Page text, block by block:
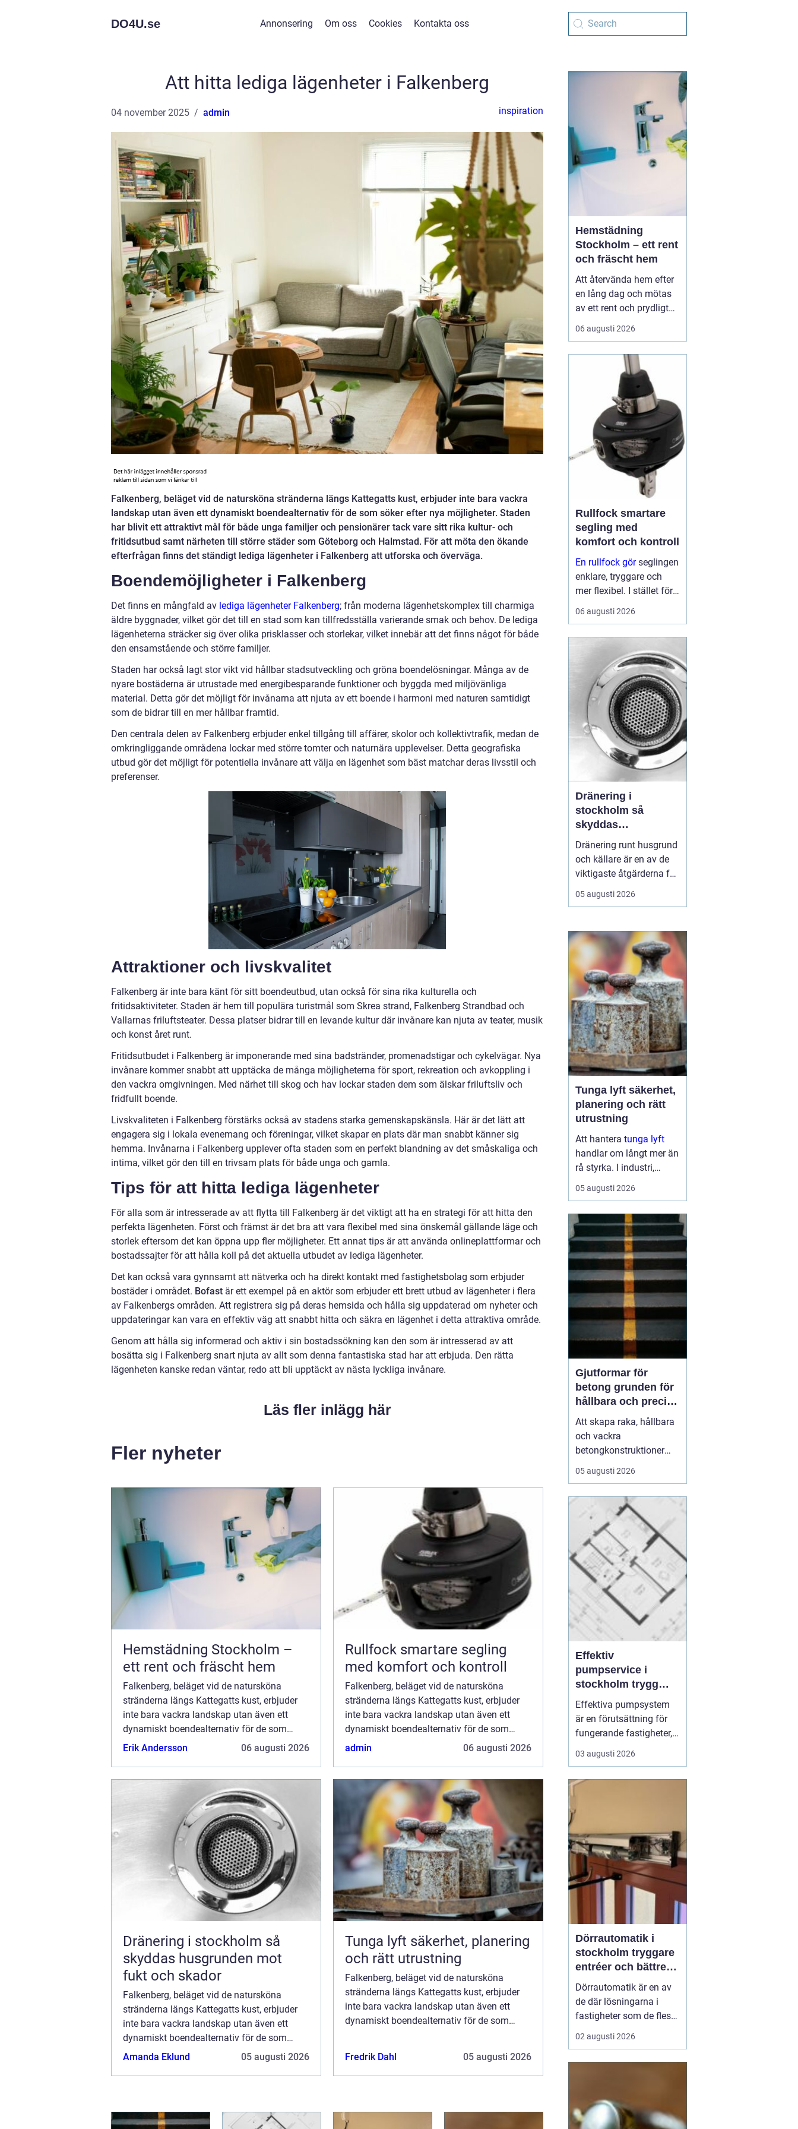
DO4U.se Annonsering Om oss Cookies Kontakta oss
Att hitta lediga lägenheter i Falkenberg
04 november 2025 admin inspiration
Falkenberg, beläget vid de natursköna stränderna längs Kattegatts kust, erbjuder inte bara vackra
landskap utan även ett dynamiskt boendealternativ för de som söker efter nya möjligheter. Staden
har blivit ett attraktivt mål för både unga familjer och pensionärer tack vare sitt rika kultur- och
fritidsutbud samt närheten till större städer som Göteborg och Halmstad. För att möta den ökande
efterfrågan finns det ständigt lediga lägenheter i Falkenberg att utforska och överväga.
Boendemöjligheter i Falkenberg
Det finns en mångfald av lediga lägenheter Falkenberg; från moderna lägenhetskomplex till charmiga
äldre byggnader, vilket gör det till en stad som kan tillfredsställa varierande smak och behov. De lediga
lägenheterna sträcker sig över olika prisklasser och storlekar, vilket innebär att det finns något för både
den ensamstående och större familjer.
Staden har också lagt stor vikt vid hållbar stadsutveckling och gröna boendelösningar. Många av de
nyare bostäderna är utrustade med energibesparande funktioner och byggda med miljövänliga
material. Detta gör det möjligt för invånarna att njuta av ett boende i harmoni med naturen samtidigt
som de bidrar till en mer hållbar framtid.
Den centrala delen av Falkenberg erbjuder enkel tillgång till affärer, skolor och kollektivtrafik, medan de
omkringliggande områdena lockar med större tomter och naturnära upplevelser. Detta geografiska
utbud gör det möjligt för potentiella invånare att välja en lägenhet som bäst matchar deras livsstil och
preferenser.
Attraktioner och livskvalitet
Falkenberg är inte bara känt för sitt boendeutbud, utan också för sina rika kulturella och
fritidsaktiviteter. Staden är hem till populära turistmål som Skrea strand, Falkenberg Strandbad och
Vallarnas friluftsteater. Dessa platser bidrar till en levande kultur där invånare kan njuta av teater, musik
och konst året runt.
Fritidsutbudet i Falkenberg är imponerande med sina badstränder, promenadstigar och cykelvägar. Nya
invånare kommer snabbt att upptäcka de många möjligheterna för sport, rekreation och avkoppling i
den vackra omgivningen. Med närhet till skog och hav lockar staden dem som älskar friluftsliv och
fridfullt boende.
Livskvaliteten i Falkenberg förstärks också av stadens starka gemenskapskänsla. Här är det lätt att
engagera sig i lokala evenemang och föreningar, vilket skapar en plats där man snabbt känner sig
hemma. Invånarna i Falkenberg upplever ofta staden som en perfekt blandning av det småskaliga och
intima, vilket gör den till en trivsam plats för både unga och gamla.
Tips för att hitta lediga lägenheter
För alla som är intresserade av att flytta till Falkenberg är det viktigt att ha en strategi för att hitta den
perfekta lägenheten. Först och främst är det bra att vara flexibel med sina önskemål gällande läge och
storlek eftersom det kan öppna upp fler möjligheter. Ett annat tips är att använda onlineplattformar och
bostadssajter för att hålla koll på det aktuella utbudet av lediga lägenheter.
Det kan också vara gynnsamt att nätverka och ha direkt kontakt med fastighetsbolag som erbjuder
bostäder i området. Bofast är ett exempel på en aktör som erbjuder ett brett utbud av lägenheter i flera
av Falkenbergs områden. Att registrera sig på deras hemsida och hålla sig uppdaterad om nyheter och
uppdateringar kan vara en effektiv väg att snabbt hitta och säkra en lägenhet i detta attraktiva område.
Genom att hålla sig informerad och aktiv i sin bostadssökning kan den som är intresserad av att
bosätta sig i Falkenberg snart njuta av allt som denna fantastiska stad har att erbjuda. Den rätta
lägenheten kanske redan väntar, redo att bli upptäckt av nästa lyckliga invånare.
Läs fler inlägg här
Fler nyheter
Hemstädning Stockholm –
ett rent och fräscht hem
Falkenberg, beläget vid de natursköna
stränderna längs Kattegatts kust, erbjuder
inte bara vackra landskap utan även ett
dynamiskt boendealternativ för de som
söker efter nya möjligheter. Staden har blivit
Erik Andersson 06 augusti 2026
Rullfock smartare segling
med komfort och kontroll
Falkenberg, beläget vid de natursköna
stränderna längs Kattegatts kust, erbjuder
inte bara vackra landskap utan även ett
dynamiskt boendealternativ för de som
söker efter nya möjligheter. Staden har blivit
admin 06 augusti 2026
Dränering i stockholm så
skyddas husgrunden mot
fukt och skador
Falkenberg, beläget vid de natursköna
stränderna längs Kattegatts kust, erbjuder
inte bara vackra landskap utan även ett
dynamiskt boendealternativ för de som
söker efter nya möjligheter. Staden har blivit
Amanda Eklund 05 augusti 2026
Tunga lyft säkerhet, planering
och rätt utrustning
Falkenberg, beläget vid de natursköna
stränderna längs Kattegatts kust, erbjuder
inte bara vackra landskap utan även ett
dynamiskt boendealternativ för de som
Fredrik Dahl 05 augusti 2026
Hemstädning
Stockholm – ett rent
och fräscht hem
Att återvända hem efter
en lång dag och mötas
av ett rent och prydligt
hem är en känsla som
många av oss strävar
som Stockholm, där tid
är en värdefull resurs,
kan det...
06 augusti 2026
Rullfock smartare
segling med
komfort och kontroll
En rullfock görseglingen
enklare, tryggare och
mer flexibel. I stället för
att byta försegel varje
gång vinden ökar eller
rulla in eller ut seglet
från sittbrunnen. På så
sätt ...
06 augusti 2026
Dränering i
stockholm så
skyddas
husgrunden mot
fukt och skador
Dränering runt husgrund
och källare är en av de
viktigaste åtgärderna för
att skydda en fastighet
på lång sikt. I
markförhållanden, äldre
bebyggelse och kraftiga
regn skapar extra
påfrestningar, kan en
genomtänkt dränering
vara skillna...
05 augusti 2026
Tunga lyft säkerhet,
planering och rätt
utrustning
Att hantera tunga lyft
handlar om långt mer än
rå styrka. I industri,
byggprojekt och
infrastruktur kan ett
allvarliga skador på
människor, maskiner och
byggnader. Samtidigt ...
05 augusti 2026
Gjutformar för
betong grunden för
hållbara och precisa
konstruktioner
Att skapa raka, hållbara
och vackra
betongkonstruktioner
handlar inte bara om rätt
betongrecept eller bra
resultatet avgörs av
formen.gjutformar för
betong ...
05 augusti 2026
Effektiv
pumpservice i
stockholm trygg
drift utan avbrott
Effektiva pumpsystem
är en förutsättning för
fungerande fastigheter,
hållbara VA-nät och
trygg hantering av både
samlas där det inte ska
vara, produktion
avstannar eller ...
03 augusti 2026
Dörrautomatik i
stockholm tryggare
entréer och bättre
tillgänglighet
Dörrautomatik är en av
de där lösningarna i
fastigheter som de flesta
tar för given tills den
saknas eller slutar
dörrar vardagen enklare,
särskilt för personer med
02 augusti 2026